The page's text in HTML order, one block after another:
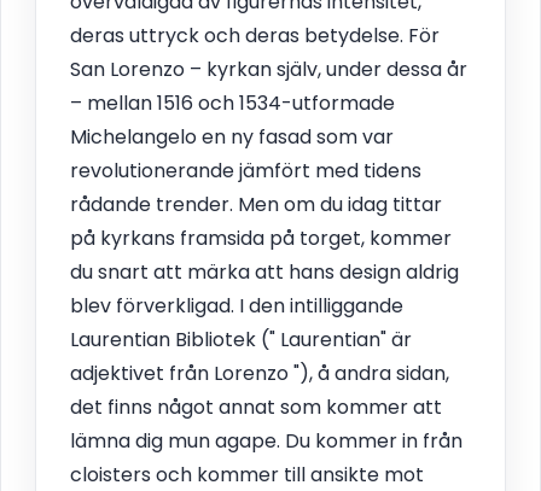
deras uttryck och deras betydelse. För
San Lorenzo – kyrkan själv, under dessa år
– mellan 1516 och 1534-utformade
Michelangelo en ny fasad som var
revolutionerande jämfört med tidens
rådande trender. Men om du idag tittar
på kyrkans framsida på torget, kommer
du snart att märka att hans design aldrig
blev förverkligad. I den intilliggande
Laurentian Bibliotek (" Laurentian" är
adjektivet från Lorenzo "), å andra sidan,
det finns något annat som kommer att
lämna dig mun agape. Du kommer in från
cloisters och kommer till ansikte mot